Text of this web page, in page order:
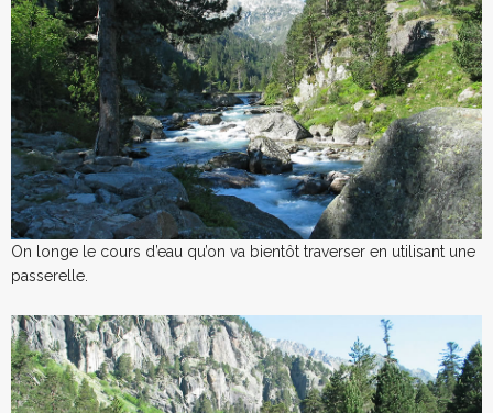
On longe le cours d’eau qu’on va bientôt traverser en utilisant une
passerelle.